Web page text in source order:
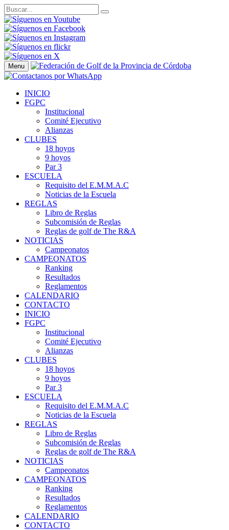
Menu
INICIO
FGPC
Institucional
Comité Ejecutivo
Alianzas
CLUBES
18 hoyos
9 hoyos
Par 3
ESCUELA
Requisito del E.M.M.A.C
Noticias de la Escuela
REGLAS
Libro de Reglas
Subcomisión de Reglas
Reglas de golf de The R&A
NOTICIAS
Campeonatos
CAMPEONATOS
Ranking
Resultados
Reglamentos
CALENDARIO
CONTACTO
INICIO
FGPC
Institucional
Comité Ejecutivo
Alianzas
CLUBES
18 hoyos
9 hoyos
Par 3
ESCUELA
Requisito del E.M.M.A.C
Noticias de la Escuela
REGLAS
Libro de Reglas
Subcomisión de Reglas
Reglas de golf de The R&A
NOTICIAS
Campeonatos
CAMPEONATOS
Ranking
Resultados
Reglamentos
CALENDARIO
CONTACTO